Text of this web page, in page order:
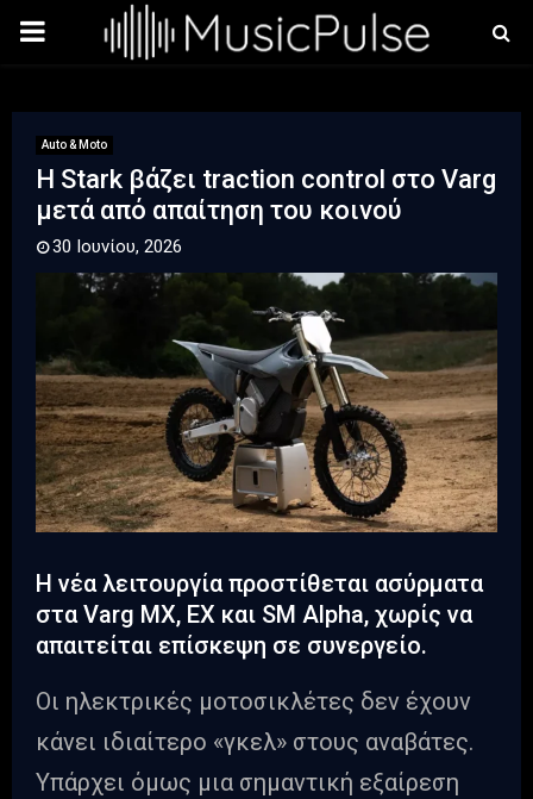
PRIMARY
Auto & Moto
Η Stark βάζει traction control στο Varg
μετά από απαίτηση του κοινού
30 Ιουνίου, 2026
Η νέα λειτουργία προστίθεται ασύρματα
στα Varg MX, EX και SM Alpha, χωρίς να
απαιτείται επίσκεψη σε συνεργείο.
Οι ηλεκτρικές μοτοσικλέτες δεν έχουν
κάνει ιδιαίτερο «γκελ» στους αναβάτες.
Υπάρχει όμως μια σημαντική εξαίρεση